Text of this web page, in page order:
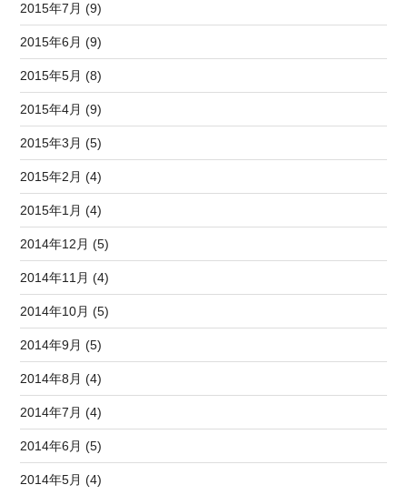
2015年7月 (9)
2015年6月 (9)
2015年5月 (8)
2015年4月 (9)
2015年3月 (5)
2015年2月 (4)
2015年1月 (4)
2014年12月 (5)
2014年11月 (4)
2014年10月 (5)
2014年9月 (5)
2014年8月 (4)
2014年7月 (4)
2014年6月 (5)
2014年5月 (4)